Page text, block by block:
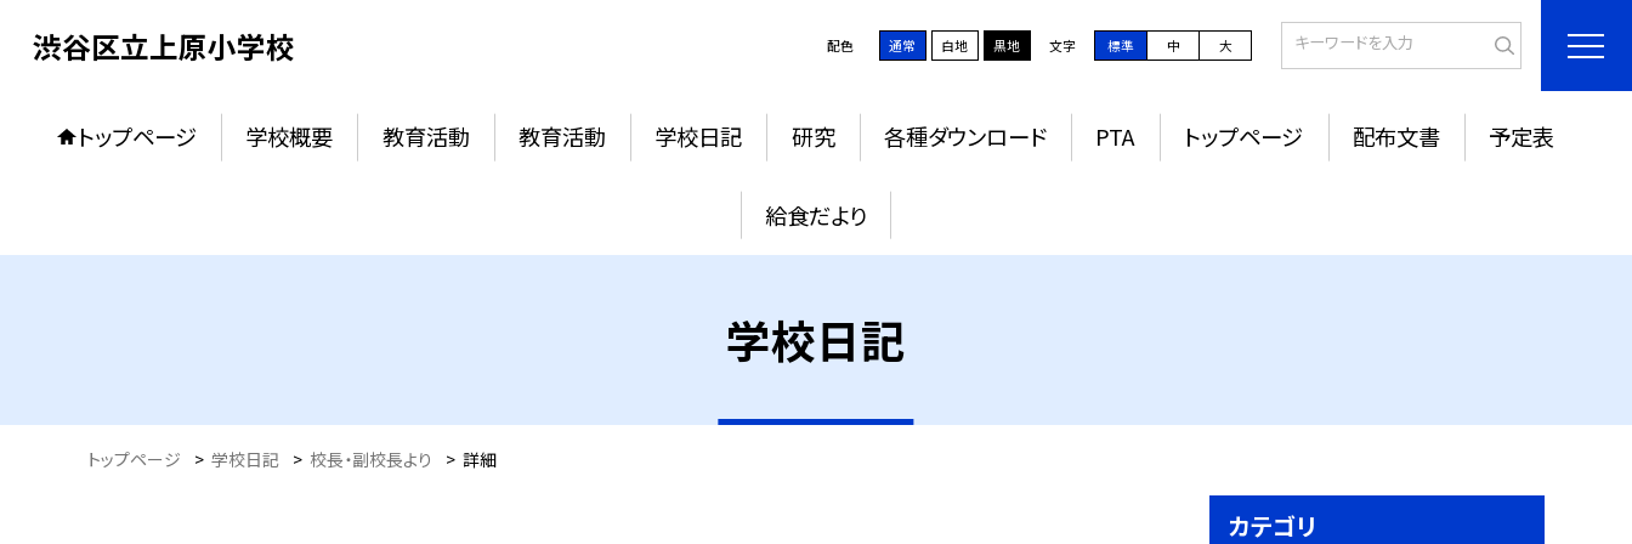
渋谷区立上原小学校 配色 通常 白地 黒地 文字 標準 中 大
トップページ 学校概要 教育活動 教育活動 学校日記 研究 各種ダウンロード PTA トップページ 配布文書 予定表
給食だより
学校日記
トップページ > 学校日記 > 校長・副校長より > 詳細
カテゴリ